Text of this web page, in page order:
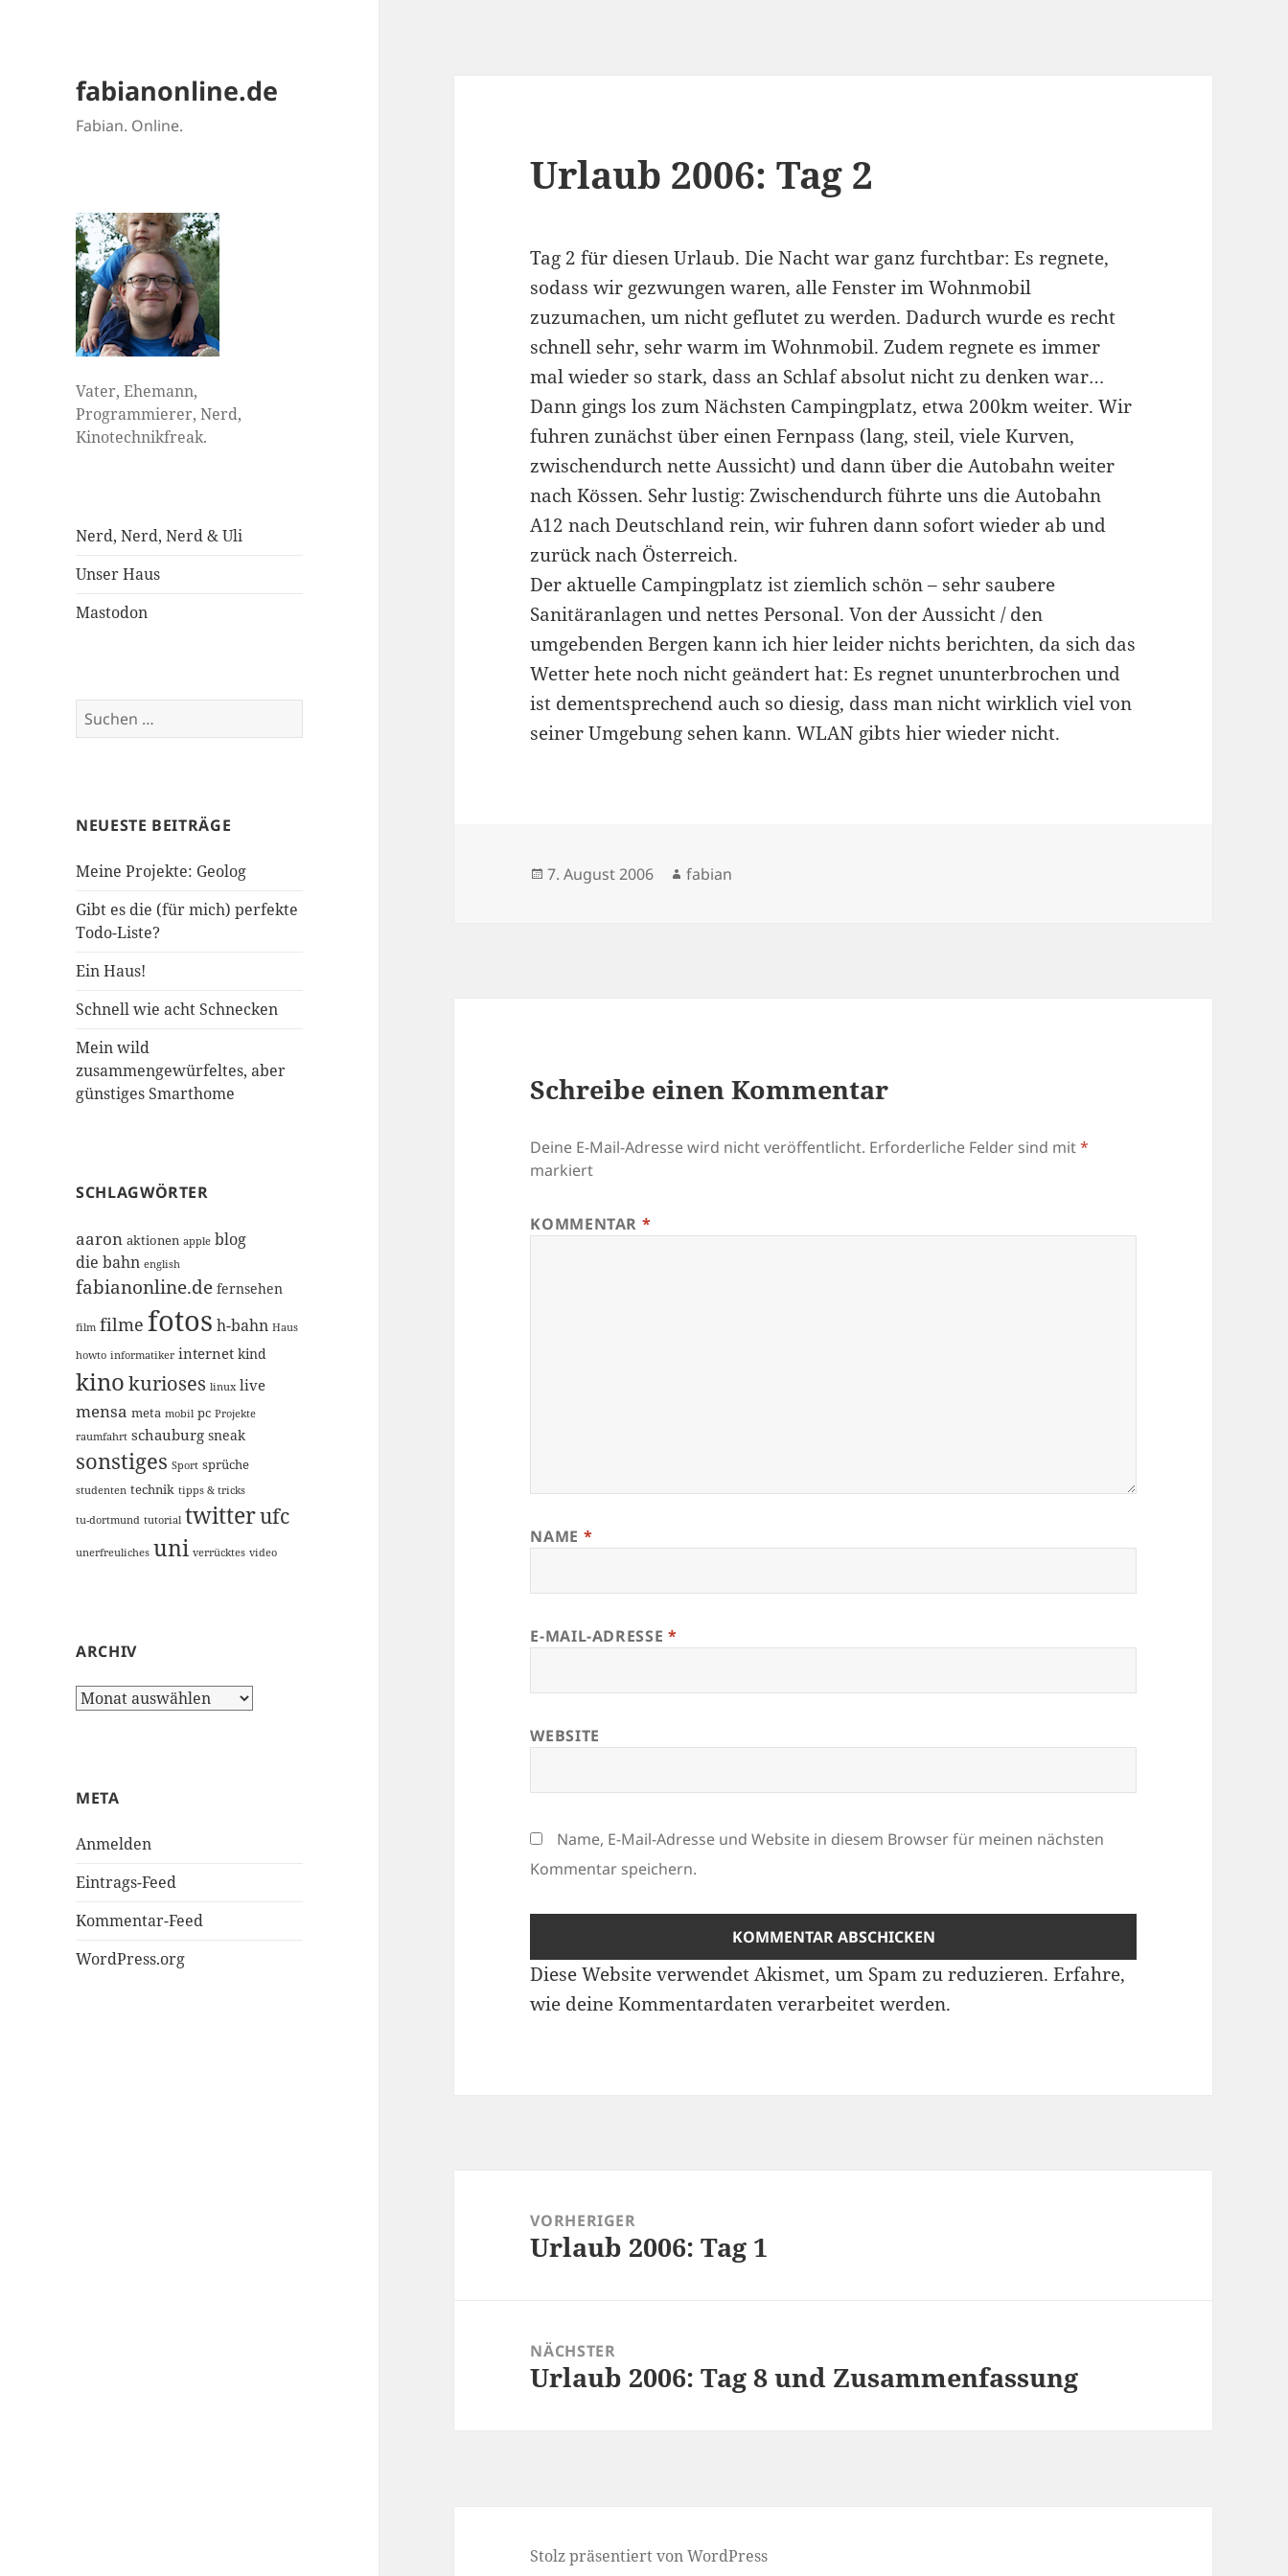
fabianonline.de
Fabian. Online.
Vater, Ehemann,
Programmierer, Nerd,
Kinotechnikfreak.
Nerd, Nerd, Nerd & Uli
Unser Haus
Mastodon
Suchen
nach:
NEUESTE BEITRÄGE
Meine Projekte: Geolog
Gibt es die (für mich) perfekte
Todo-Liste?
Ein Haus!
Schnell wie acht Schnecken
Mein wild
zusammengewürfeltes, aber
günstiges Smarthome
SCHLAGWÖRTER
aaron aktionen apple blog
die bahn english
fabianonline.de fernsehen
film filme fotos h-bahn Haus
howto informatiker internet kind
kinokurioses linux live
mensa meta mobil pc Projekte
raumfahrt schauburg sneak
sonstiges Sport sprüche
studenten technik tipps & tricks
tu-dortmund tutorial twitterufc
unerfreuliches uni verrücktes video
ARCHIV
Archiv
META
Anmelden
Eintrags-Feed
Kommentar-Feed
WordPress.org
Urlaub 2006: Tag 2
Tag 2 für diesen Urlaub. Die Nacht war ganz furchtbar: Es regnete,
sodass wir gezwungen waren, alle Fenster im Wohnmobil
zuzumachen, um nicht geflutet zu werden. Dadurch wurde es recht
schnell sehr, sehr warm im Wohnmobil. Zudem regnete es immer
mal wieder so stark, dass an Schlaf absolut nicht zu denken war…
Dann gings los zum Nächsten Campingplatz, etwa 200km weiter. Wir
fuhren zunächst über einen Fernpass (lang, steil, viele Kurven,
zwischendurch nette Aussicht) und dann über die Autobahn weiter
nach Kössen. Sehr lustig: Zwischendurch führte uns die Autobahn
A12 nach Deutschland rein, wir fuhren dann sofort wieder ab und
zurück nach Österreich.
Der aktuelle Campingplatz ist ziemlich schön – sehr saubere
Sanitäranlagen und nettes Personal. Von der Aussicht / den
umgebenden Bergen kann ich hier leider nichts berichten, da sich das
Wetter hete noch nicht geändert hat: Es regnet ununterbrochen und
ist dementsprechend auch so diesig, dass man nicht wirklich viel von
seiner Umgebung sehen kann. WLAN gibts hier wieder nicht.
Veröffentlicht
7. August 2006 Autor
fabian
Schreibe einen Kommentar
Deine E-Mail-Adresse wird nicht veröffentlicht. Erforderliche Felder sind mit*
markiert
KOMMENTAR *
NAME *
E-MAIL-ADRESSE *
WEBSITE
Name, E-Mail-Adresse und Website in diesem Browser für meinen nächsten
Kommentar speichern.
Diese Website verwendet Akismet, um Spam zu reduzieren.Erfahre,
wie deine Kommentardaten verarbeitet werden.
VORHERIGER
Vorheriger
Urlaub 2006: Tag 1
NÄCHSTER
Nächster
Urlaub 2006: Tag 8 und Zusammenfassung
Stolz präsentiert von WordPress